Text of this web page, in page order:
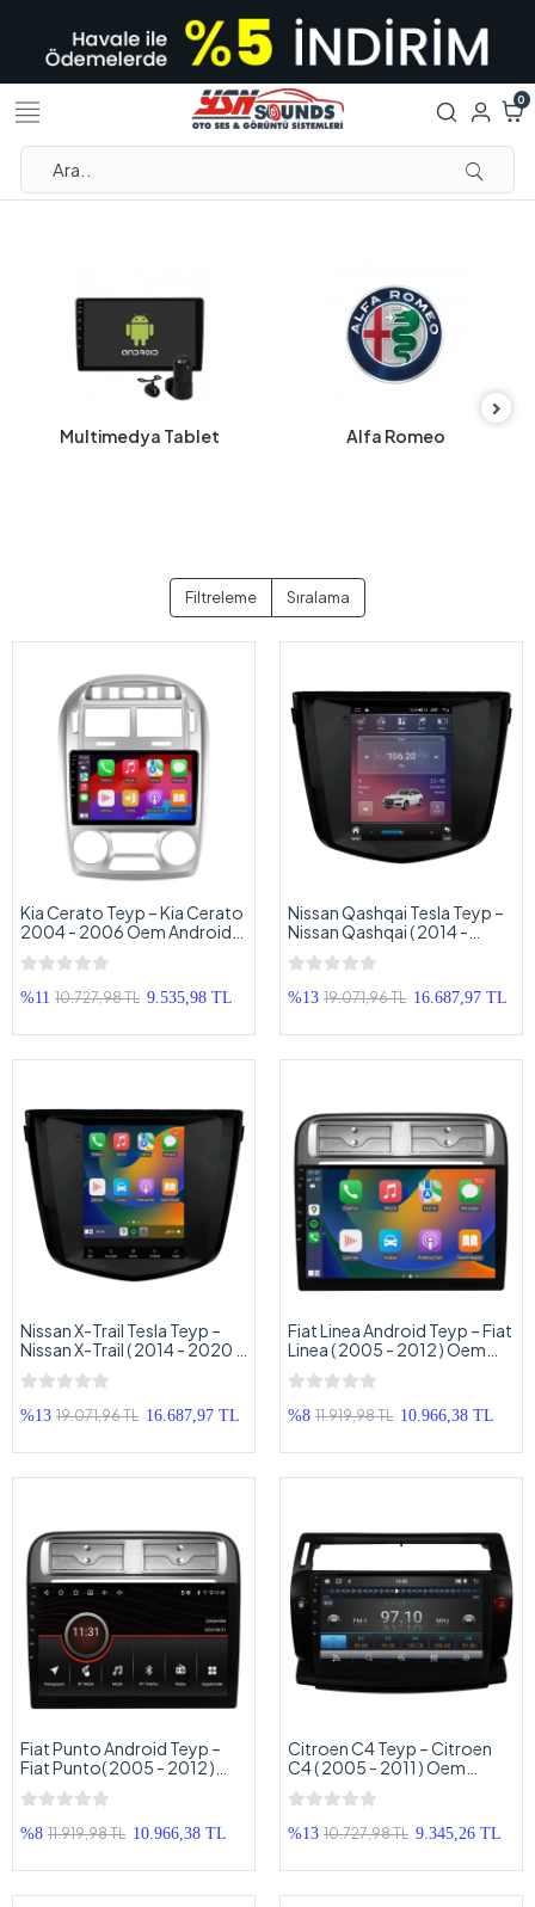
0
Multimedya Tablet Alfa Romeo
Filtreleme Sıralama
Kia Cerato Teyp – Kia Cerato
2004 - 2006 Oem Android
Multimedya – Kia Cerato
Android Double Teyp
%11 10.727,98 TL 9.535,98 TL
Nissan Qashqai Tesla Teyp –
Nissan Qashqai ( 2014 -
2020 ) Oem Android
Multimedya – Nissan Qashqai
Tesla Android Double Teyp
%13 19.071,96 TL 16.687,97 TL
Nissan X-Trail Tesla Teyp –
Nissan X-Trail ( 2014 - 2020 )
Oem Android Multimedya –
Nissan X-Trail Tesla Android
Double Teyp
%13 19.071,96 TL 16.687,97 TL
Fiat Linea Android Teyp – Fiat
Linea ( 2005 - 2012 ) Oem
Android Multimedya – Fiat
Linea Android Double Teyp
%8 11.919,98 TL 10.966,38 TL
Fiat Punto Android Teyp –
Fiat Punto( 2005 - 2012 )
Oem Android Multimedya –
Fiat Punto Android Double
Teyp
%8 11.919,98 TL 10.966,38 TL
Citroen C4 Teyp – Citroen
C4 ( 2005 - 2011 ) Oem
Android Multimedya –
Citroen C4 Android Double
Teyp
%13 10.727,98 TL 9.345,26 TL